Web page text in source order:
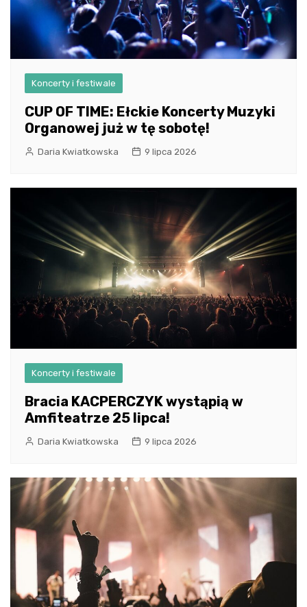
Koncerty i festiwale
CUP OF TIME: Ełckie Koncerty Muzyki
Organowej już w tę sobotę!
Daria Kwiatkowska 9 lipca 2026
Koncerty i festiwale
Bracia KACPERCZYK wystąpią w
Amfiteatrze 25 lipca!
Daria Kwiatkowska 9 lipca 2026